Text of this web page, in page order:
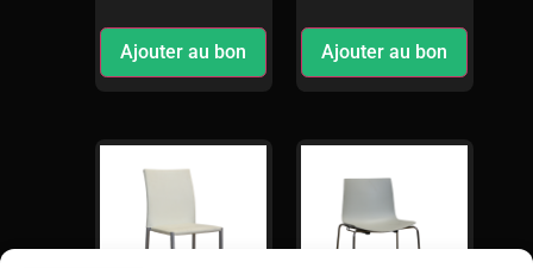
Ajouter au bon Ajouter au bon